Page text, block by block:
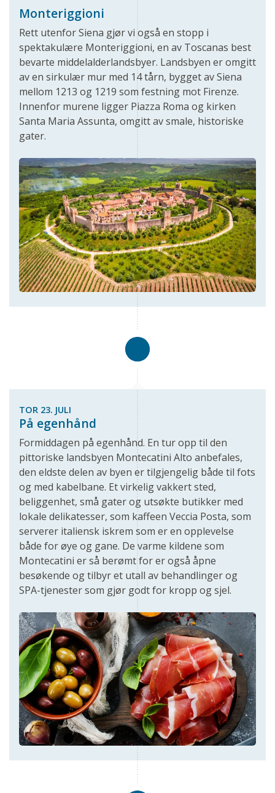
Monteriggioni
Rett utenfor Siena gjør vi også en stopp i
spektakulære Monteriggioni, en av Toscanas best
bevarte middelalderlandsbyer. Landsbyen er omgitt
av en sirkulær mur med 14 tårn, bygget av Siena
mellom 1213 og 1219 som festning mot Firenze.
Innenfor murene ligger Piazza Roma og kirken
Santa Maria Assunta, omgitt av smale, historiske
gater.
TOR 23. JULI
På egenhånd
Formiddagen på egenhånd. En tur opp til den
pittoriske landsbyen Montecatini Alto anbefales,
den eldste delen av byen er tilgjengelig både til fots
og med kabelbane. Et virkelig vakkert sted,
beliggenhet, små gater og utsøkte butikker med
lokale delikatesser, som kaffeen Veccia Posta, som
serverer italiensk iskrem som er en opplevelse
både for øye og gane. De varme kildene som
Montecatini er så berømt for er også åpne
besøkende og tilbyr et utall av behandlinger og
SPA-tjenester som gjør godt for kropp og sjel.